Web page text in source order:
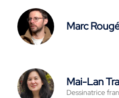
Marc
Mai-Lan
Dessinatrice